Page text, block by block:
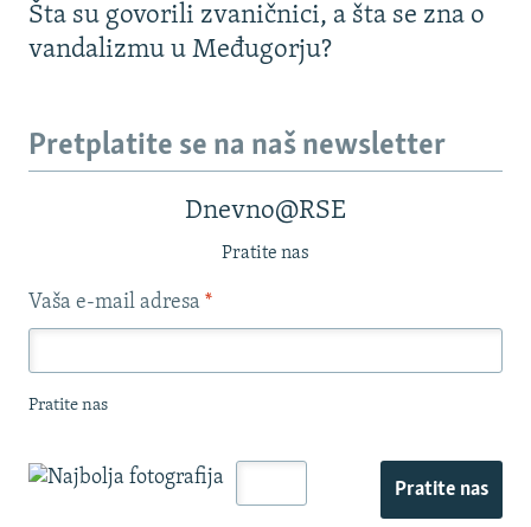
Šta su govorili zvaničnici, a šta se zna o
vandalizmu u Međugorju?
Pretplatite se na naš newsletter
Dnevno@RSE
Pratite nas
Vaša e-mail adresa *
Pratite nas
Pratite nas